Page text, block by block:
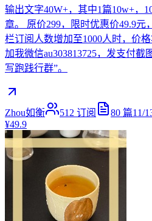
输出文字40W+，其中1篇10w+，
章。 原价299，限时优惠价49.9元
栏订阅人数增加至1000人时，价
加我微信au303813725，发支付
写跑践行群”。
Zhou如衡 512 订阅 80 篇11/
¥49.9